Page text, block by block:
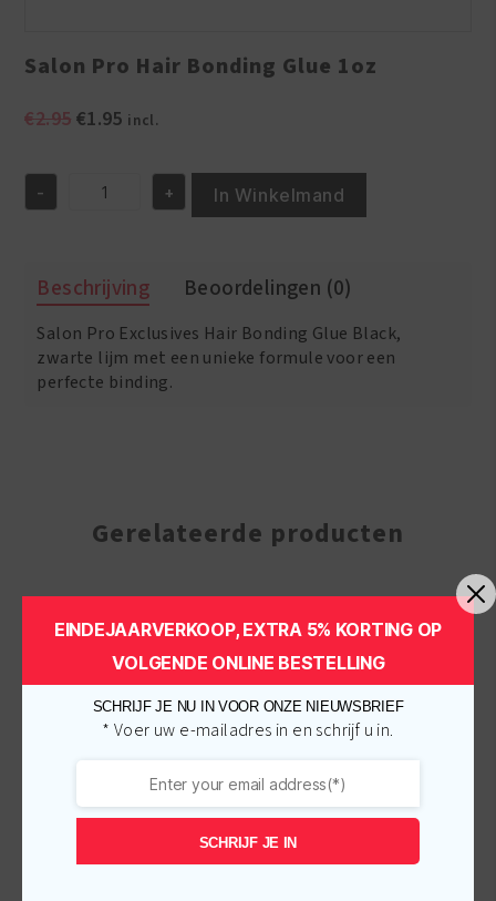
Salon Pro Hair Bonding Glue 1oz
€2.95 Oorspronkelijke
€2.95.
€1.95Huidige
€1.95.
incl.
Salon
Glue
1oz
aantal
- + In Winkelmand
Beschrijving Beoordelingen (0)
Salon Pro Exclusives Hair Bonding Glue Black,
zwarte lijm met een unieke formule voor een
perfecte binding.
Gerelateerde producten
African Pride Shea
African Pride Olive
EINDEJAARVERKOOP, EXTRA 5% KORTING OP
VOLGENDE ONLINE BESTELLING
SCHRIJF JE NU IN VOOR ONZE NIEUWSBRIEF
* Voer uw e-mailadres in en schrijf u in.
SCHRIJF JE IN